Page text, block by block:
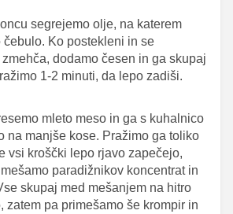
segrejemo olje, na katerem
čebulo. Ko postekleni in se
dodamo česen in ga skupaj
1-2 minuti, da lepo zadiši.
mleto meso in ga s kuhalnico
na manjše kose. Pražimo ga toliko
vsi kroščki lepo rjavo zapečejo,
paradižnikov koncentrat in
skupaj med mešanjem na hitro
zatem pa primešamo še krompir in